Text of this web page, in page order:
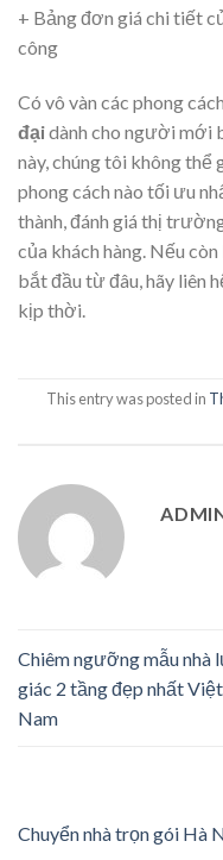
+ Bảng đơn giá chi tiết
công
Có vô vàn các phong cách
đạidành cho người mới
này, chúng tôi không
phong cách nào tối ưu
thành, đánh giá thị
của khách hàng. Nếu
bắt đầu từ đâu, hãy liên
kịp thời.
This entry was posted in
Chiêm ngưỡng mẫu nhà
giác 2 tầng đẹp nhất Việt
Nam
Chuyển nhà trọn gói Hà